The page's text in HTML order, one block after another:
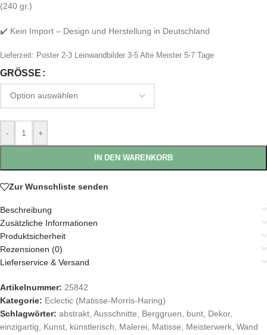
(240 gr.)
✔️ Kein Import – Design und Herstellung in Deutschland
Lieferzeit: Poster 2-3 Leinwandbilder 3-5 Alte Meister 5-7 Tage
GRÖSSE
- +
IN DEN WARENKORB
Zur Wunschliste senden
Beschreibung
Zusätzliche Informationen
Produktsicherheit
Rezensionen (0)
Lieferservice & Versand
Artikelnummer: 25842
Kategorie: Eclectic (Matisse-Morris-Haring)
Schlagwörter: abstrakt Ausschnitte Berggruen bunt Dekor,
einzigartig
Kunst künstlerisch Malerei Matisse Meisterwerk Wand